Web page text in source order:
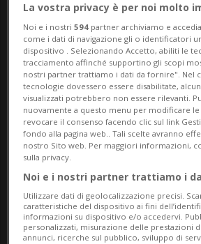
SVIZZERA
Quando la diagnosi
troppo presto:
tumore infantile
La vostra privacy è per noi molto
Noi e i nostri594 partner archiviamo e
come i dati di navigazione gli o identificatori
dispositivo . Selezionando Accetto, abiliti le
tracciamento affinché supportino gli scopi
nostri partner trattiamo i dati da fornire". Nel
tecnologie dovessero essere disabilitate,
visualizzati potrebbero non essere rilevanti.
nuovamente a questo menu per modificare
revocare il consenso facendo clic sul link
fondo alla pagina web.. Tali scelte avranno
nostro Sito web. Per maggiori informazioni,
sulla privacy.
Noi e i nostri partner trattiamo i
Utilizzare dati di geolocalizzazione precisi.
caratteristiche del dispositivo ai fini
informazioni su dispositivo e/o accedervi.
personalizzati, misurazione delle prestazioni
annunci, ricerche sul pubblico, sviluppo di